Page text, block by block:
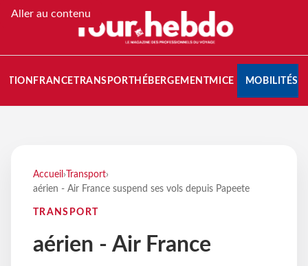
Aller au contenu
FRANCETRANSPORT HÉBERGEMENTMICE MOBILITÉS
Accueil › Transport›
aérien - Air France suspend ses vols depuis Papeete
TRANSPORT
aérien - Air France